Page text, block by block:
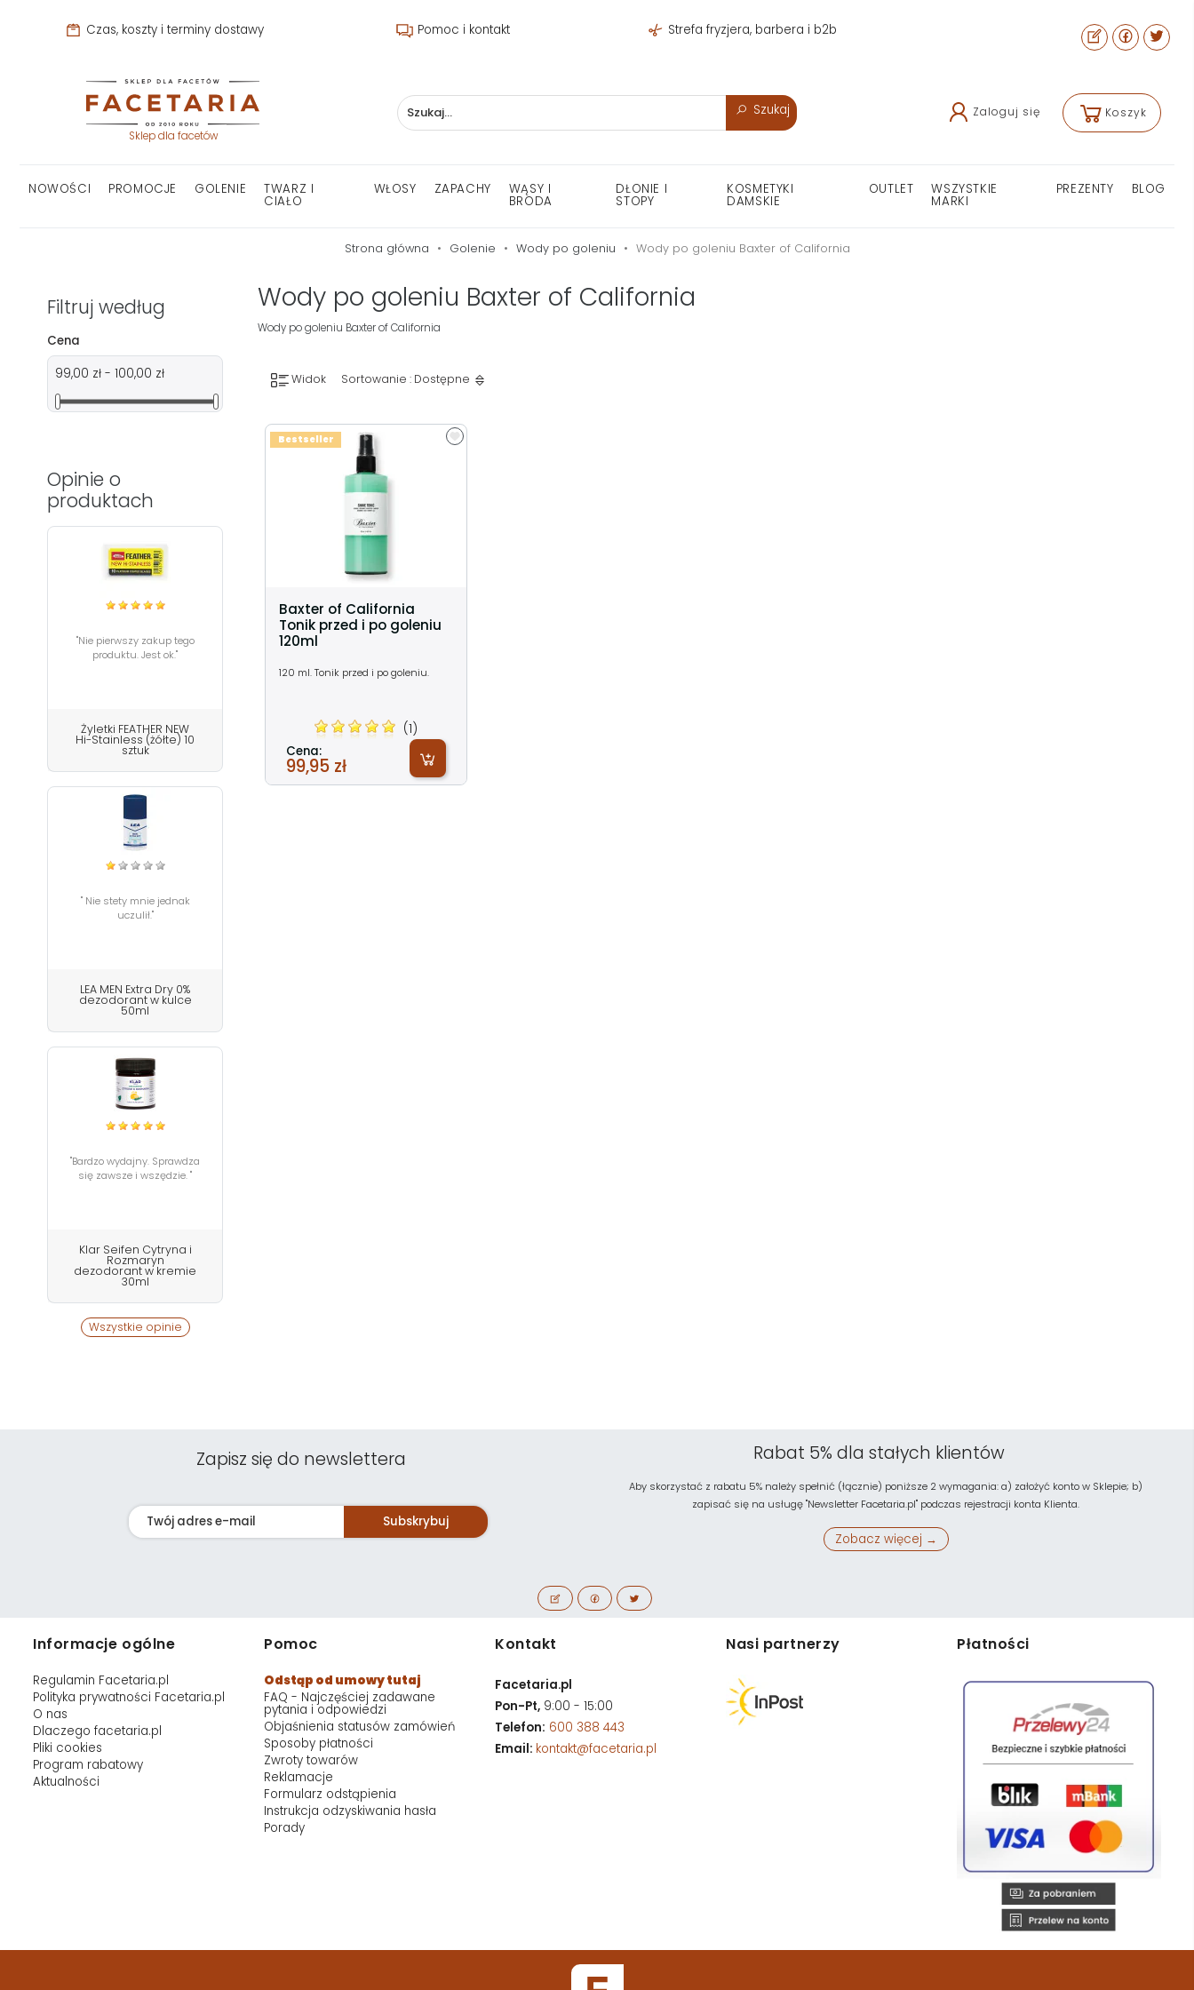
Czas, koszty i terminy dostawy Pomoc i kontakt Strefa fryzjera, barbera i b2b
Sklep dla facetów
Szukaj Zaloguj się Koszyk
NOWOŚCI PROMOCJE GOLENIE TWARZ I
CIAŁO
WŁOSY ZAPACHY WĄSY I
BRODA
DŁONIE I
STOPY
KOSMETYKI
DAMSKIE
OUTLET WSZYSTKIE
MARKI
PREZENTY BLOG
Strona główna Golenie Wody po goleniu Wody po goleniu Baxter of California
Filtruj według
Cena
99,00 zł - 100,00 zł
Opinie o
produktach
"Nie pierwszy zakup tego
produktu. Jest ok."
Żyletki FEATHER NEW
Hi-Stainless (żółte) 10
sztuk
" Nie stety mnie jednak
uczulił."
LEA MEN Extra Dry 0%
dezodorant w kulce
50ml
"Bardzo wydajny. Sprawdza
się zawsze i wszędzie. "
Klar Seifen Cytryna i
Rozmaryn
dezodorant w kremie
30ml
Wszystkie opinie
Wody po goleniu Baxter of California
Wody po goleniu Baxter of California
Widok Sortowanie : Dostępne
Baxter of California
Tonik przed i po goleniu
120ml
120 ml. Tonik przed i po goleniu.
(1)
Cena:
99,95 zł
Bestseller
Zapisz się do newslettera
Subskrybuj
Rabat 5% dla stałych klientów
Aby skorzystać z rabatu 5% należy spełnić (łącznie) poniższe 2 wymagania: a) założyć konto w Sklepie; b)
zapisać się na usługę "Newsletter Facetaria.pl" podczas rejestracji konta Klienta.
Zobacz więcej →
Informacje ogólne
Regulamin Facetaria.pl
Polityka prywatności Facetaria.pl
O nas
Dlaczego facetaria.pl
Pliki cookies
Program rabatowy
Aktualności
Pomoc
Odstąp od umowy tutaj
FAQ - Najczęściej zadawane
pytania i odpowiedzi
Objaśnienia statusów zamówień
Sposoby płatności
Zwroty towarów
Reklamacje
Formularz odstąpienia
Instrukcja odzyskiwania hasła
Porady
Kontakt
Facetaria.pl
Pon-Pt, 9:00 - 15:00
Telefon: 600 388 443
Email: kontakt@facetaria.pl
Nasi partnerzy Płatności